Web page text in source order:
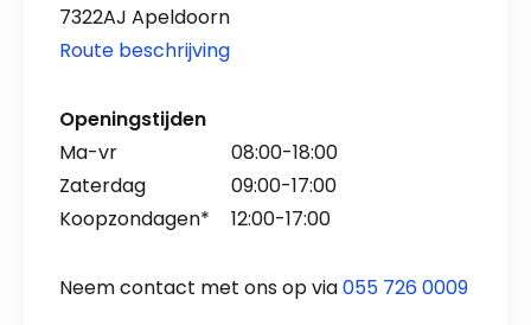
7322AJ Apeldoorn
Route beschrijving
Openingstijden
Ma-vr
08:00-18:00
Zaterdag
09:00-17:00
Koopzondagen*
12:00-17:00
Neem contact met ons op via055 726 0009